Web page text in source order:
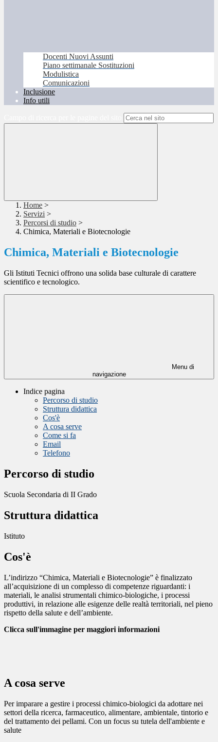
Docenti Nuovi Assunti
Piano settimanale Sostituzioni
Modulistica
Comunicazioni
Inclusione
Info utili
Home >
Servizi >
Percorsi di studio >
Chimica, Materiali e Biotecnologie
Chimica, Materiali e Biotecnologie
Gli Istituti Tecnici offrono una solida base culturale di carattere
scientifico e tecnologico.
Menu di
navigazione
Indice pagina
Percorso di studio
Struttura didattica
Cos'è
A cosa serve
Come si fa
Email
Telefono
Percorso di studio
Scuola Secondaria di II Grado
Struttura didattica
Istituto
Cos'è
L’indirizzo “Chimica, Materiali e Biotecnologie” è finalizzato
all’acquisizione di un complesso di competenze riguardanti: i
materiali, le analisi strumentali chimico-biologiche, i processi
produttivi, in relazione alle esigenze delle realtà territoriali, nel pieno
rispetto della salute e dell’ambiente.
Clicca sull'immagine per maggiori informazioni
A cosa serve
Per imparare a gestire i processi chimico-biologici da adottare nei
settori della ricerca, farmaceutico, alimentare, ambientale, tintorio e
del trattamento dei pellami. Con un focus su tutela dell'ambiente e
salute